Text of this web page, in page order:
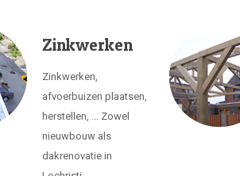
Zinkwerken
Zinkwerken,
afvoerbuizen plaatsen,
herstellen, ... Zowel
nieuwbouw als
dakrenovatie in